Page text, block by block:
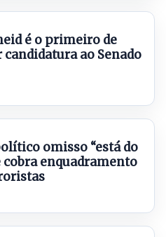
é o primeiro de
ao Senado
omisso “está do
enquadramento